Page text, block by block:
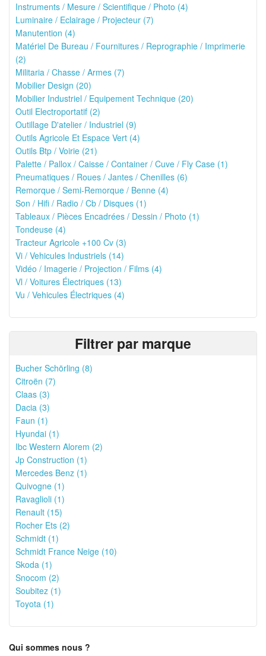
Instruments / Mesure / Scientifique / Photo (4)
Luminaire / Eclairage / Projecteur (7)
Manutention (4)
Matériel De Bureau / Fournitures / Reprographie / Imprimerie
(2)
Militaria / Chasse / Armes (7)
Mobilier Design (20)
Mobilier Industriel / Equipement Technique (20)
Outil Electroportatif (2)
Outillage D'atelier / Industriel (9)
Outils Agricole Et Espace Vert (4)
Outils Btp / Voirie (21)
Palette / Pallox / Caisse / Container / Cuve / Fly Case (1)
Pneumatiques / Roues / Jantes / Chenilles (6)
Remorque / Semi-Remorque / Benne (4)
Son / Hifi / Radio / Cb / Disques (1)
Tableaux / Pièces Encadrées / Dessin / Photo (1)
Tondeuse (4)
Tracteur Agricole +100 Cv (3)
Vi / Vehicules Industriels (14)
Vidéo / Imagerie / Projection / Films (4)
Vl / Voitures Électriques (13)
Vu / Vehicules Électriques (4)
Filtrer par marque
Bucher Schörling (8)
Citroën (7)
Claas (3)
Dacia (3)
Faun (1)
Hyundai (1)
Ibc Western Alorem (2)
Jp Construction (1)
Mercedes Benz (1)
Quivogne (1)
Ravaglioli (1)
Renault (15)
Rocher Ets (2)
Schmidt (1)
Schmidt France Neige (10)
Skoda (1)
Snocom (2)
Soubitez (1)
Toyota (1)
Qui sommes nous ?